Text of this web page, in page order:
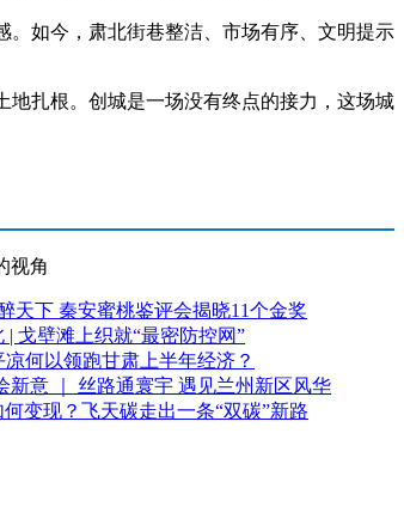
如今，肃北街巷整洁、市场有序、文明提示
扎根。创城是一场没有终点的接力，这场城
视角
天下 秦安蜜桃鉴评会揭晓11个金奖
| 戈壁滩上织就“最密防控网”
凉何以领跑甘肃上半年经济？
新意 ｜ 丝路通寰宇 遇见兰州新区风华
变现？飞天碳走出一条“双碳”新路